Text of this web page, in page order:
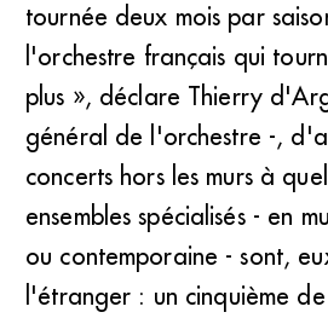
tournée deux mois par
l'orchestre français qui
plus », déclare Thierry
général de l'orchestre -,
concerts hors les murs à
ensembles spécialisés - en
ou contemporaine - sont,
l'étranger : un cinquième